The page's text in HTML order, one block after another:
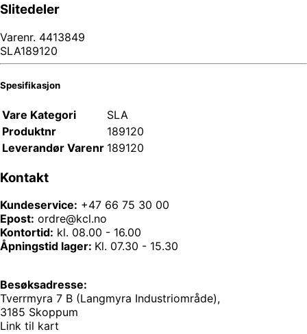
Slitedeler
Varenr. 4413849
SLA189120
Spesifikasjon
Vare Kategori
SLA
Produktnr
189120
Leverandør Varenr 189120
Kontakt
Kundeservice: +47 66 75 30 00
Epost: ordre@kcl.no
Kontortid: kl. 08.00 - 16.00
Åpningstid lager: Kl. 07.30 - 15.30
Besøksadresse:
Tverrmyra 7 B (Langmyra Industriområde),
3185 Skoppum
Link til kart